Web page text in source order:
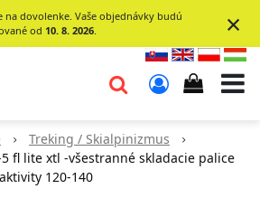
na dovolenke. Vaše objednávky budú
od 10. 8. 2026. ×
Treking / Skialpinizmus
fl lite xtl -všestranné skladacie palice
120-140